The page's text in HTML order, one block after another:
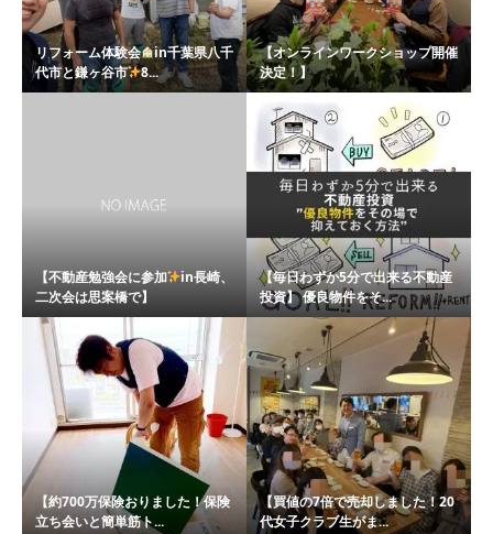
リフォーム体験会
in千葉県八千
代市と鎌ヶ谷市
8...
【オンラインワークショップ開催
決定！】
【不動産勉強会に参加
in長崎、
二次会は思案橋で】
【毎日わずか5分で出来る不動産
投資】 優良物件をそ...
【約700万保険おりました！保険
立ち会いと簡単筋ト...
【買値の7倍で売却しました！20
代女子クラブ生がま...